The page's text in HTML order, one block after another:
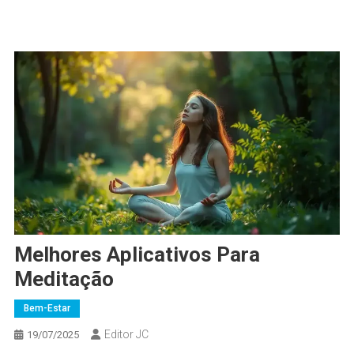
Melhores Aplicativos Para
Meditação
Bem-Estar
19/07/2025 Editor JC